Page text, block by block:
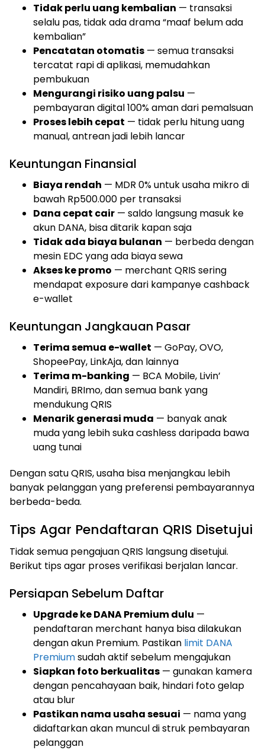
Tidak perlu uang kembalian — transaksi
selalu pas, tidak ada drama “maaf belum ada
kembalian”
Pencatatan otomatis — semua transaksi
tercatat rapi di aplikasi, memudahkan
pembukuan
Mengurangi risiko uang palsu —
pembayaran digital 100% aman dari pemalsuan
Proses lebih cepat — tidak perlu hitung uang
manual, antrean jadi lebih lancar
Keuntungan Finansial
Biaya rendah — MDR 0% untuk usaha mikro di
bawah Rp500.000 per transaksi
Dana cepat cair — saldo langsung masuk ke
akun DANA, bisa ditarik kapan saja
Tidak ada biaya bulanan — berbeda dengan
mesin EDC yang ada biaya sewa
Akses ke promo — merchant QRIS sering
mendapat exposure dari kampanye cashback
e-wallet
Keuntungan Jangkauan Pasar
Terima semua e-wallet — GoPay, OVO,
ShopeePay, LinkAja, dan lainnya
Terima m-banking — BCA Mobile, Livin’
Mandiri, BRImo, dan semua bank yang
mendukung QRIS
Menarik generasi muda — banyak anak
muda yang lebih suka cashless daripada bawa
uang tunai
Dengan satu QRIS, usaha bisa menjangkau lebih
banyak pelanggan yang preferensi pembayarannya
berbeda-beda.
Tips Agar Pendaftaran QRIS Disetujui
Tidak semua pengajuan QRIS langsung disetujui.
Berikut tips agar proses verifikasi berjalan lancar.
Persiapan Sebelum Daftar
Upgrade ke DANA Premium dulu —
pendaftaran merchant hanya bisa dilakukan
dengan akun Premium. Pastikan limit DANA
Premiumsudah aktif sebelum mengajukan
Siapkan foto berkualitas — gunakan kamera
dengan pencahayaan baik, hindari foto gelap
atau blur
Pastikan nama usaha sesuai — nama yang
didaftarkan akan muncul di struk pembayaran
pelanggan